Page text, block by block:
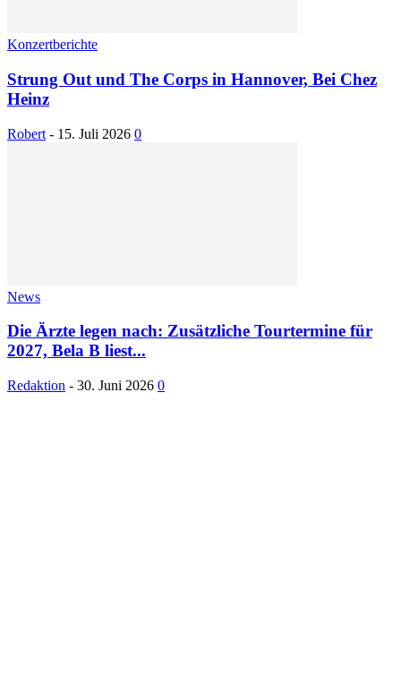
Konzertberichte
Strung Out und The Corps in Hannover, Bei Chez
Heinz
Robert - 15. Juli 2026 0
News
Die Ärzte legen nach: Zusätzliche Tourtermine für
2027, Bela B liest...
Redaktion - 30. Juni 2026 0